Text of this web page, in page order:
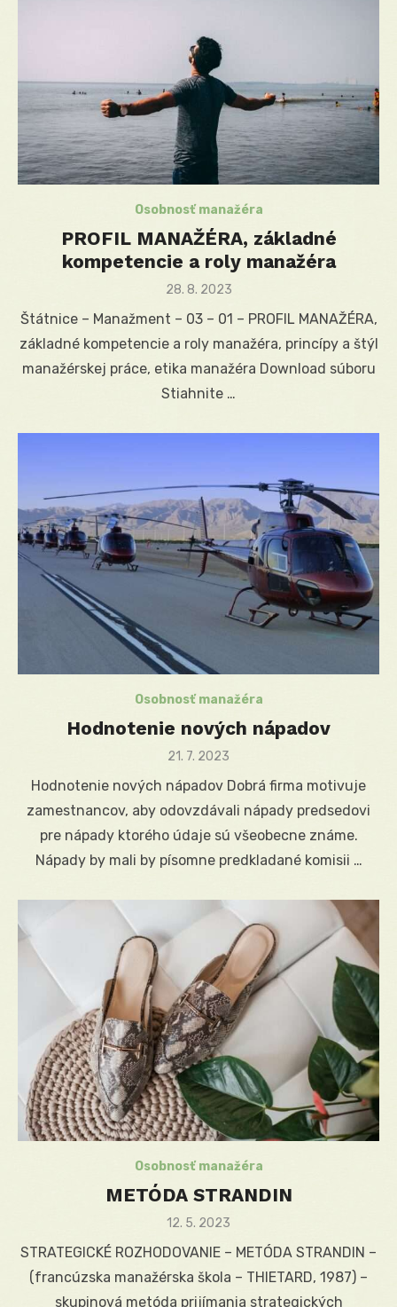
Osobnosť manažéra
PROFIL MANAŽÉRA, základné
kompetencie a roly manažéra
Posted
28. 8. 2023
Štátnice – Manažment – 03 – 01 – PROFIL MANAŽÉRA,
základné kompetencie a roly manažéra, princípy a štýl
manažérskej práce, etika manažéra Download súboru
Stiahnite …
Osobnosť manažéra
Hodnotenie nových nápadov
Posted
21. 7. 2023
Hodnotenie nových nápadov Dobrá firma motivuje
zamestnancov, aby odovzdávali nápady predsedovi
pre nápady ktorého údaje sú všeobecne známe.
Nápady by mali by písomne predkladané komisii …
Osobnosť manažéra
METÓDA STRANDIN
Posted
12. 5. 2023
STRATEGICKÉ ROZHODOVANIE – METÓDA STRANDIN –
(francúzska manažérska škola – THIETARD, 1987) –
skupinová metóda prijímania strategických